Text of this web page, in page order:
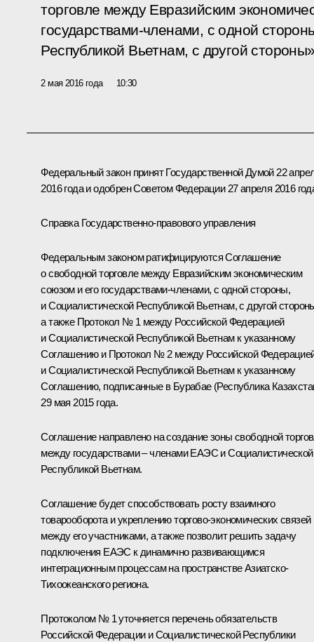
торговле между Евразийским
государствами-членами, с одной
Республикой Вьетнам, с другой
2 мая 2016 года 10:30
Федеральный закон принят Государственной Думой 22
2016 года и одобрен Советом Федерации 27 апреля 2016
Справка Государственно-правового управления
Федеральным законом ратифицируются Соглашение
о свободной торговле между Евразийским экономическим
союзом и его государствами-членами, с одной стороны,
и Социалистической Республикой Вьетнам, с другой
а также Протокол № 1 между Российской Федерацией
и Социалистической Республикой Вьетнам к указанному
Соглашению и Протокол № 2 между Российской
и Социалистической Республикой Вьетнам к указанному
Соглашению, подписанные в Бурабае (Республика
29 мая 2015 года.
Соглашение направлено на создание зоны свободной
между государствами – членами ЕАЭС и Социалистической
Республикой Вьетнам.
Соглашение будет способствовать росту взаимного
товарооборота и укреплению торгово-экономических связей
между его участниками, а также позволит решить задачу
подключения ЕАЭС к динамично развивающимся
интеграционным процессам на пространстве Азиатско-
Тихоокеанского региона.
Протоколом № 1 уточняется перечень обязательств
Российской Федерации и Социалистической Республики